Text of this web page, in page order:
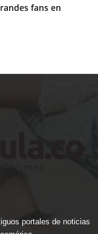
fans en
portales de noticias